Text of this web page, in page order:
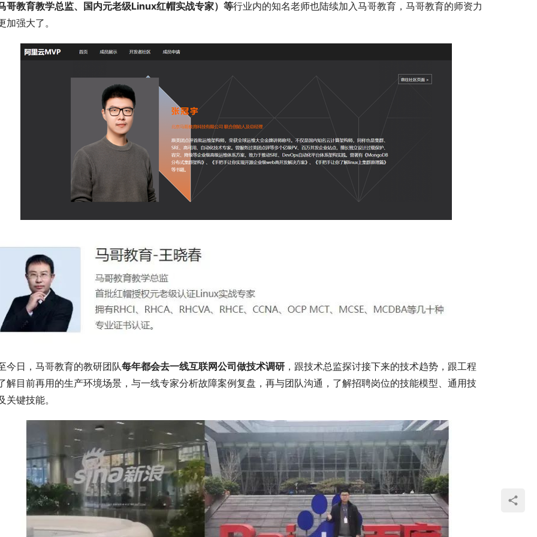
哥教育教学总监、国内元老级Linux红帽实战专家）等行业内的知名老师也陆续加入马哥教育，马哥教育的师资力
加强大了。
今日，马哥教育的教研团队每年都会去一线互联网公司做技术调研 ，跟技术总监探讨接下来的技术趋势，跟工程
解目前再用的生产环境场景，与一线专家分析故障案例复盘，再与团队沟通，了解招聘岗位的技能模型、通用技
关键技能。